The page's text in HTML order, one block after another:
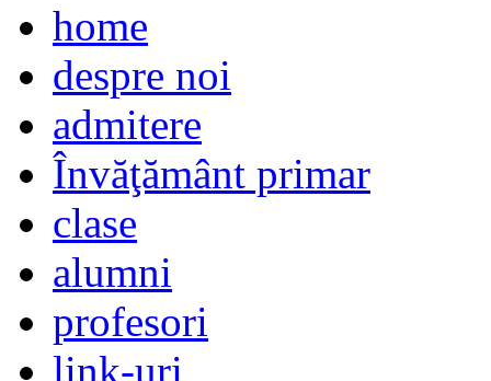
home
despre noi
admitere
Învăţământ primar
clase
alumni
profesori
link-uri